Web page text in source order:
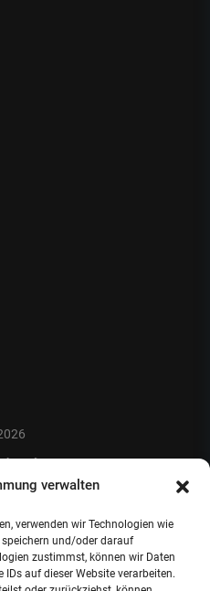
verwalten
verwenden wir Technologien wie
und/oder darauf
zustimmst, können wir Daten
auf dieser Website verarbeiten.
:-)